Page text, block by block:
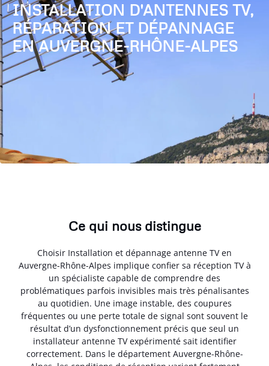
INSTALLATION D'ANTENNES TV,
RÉPARATION ET DÉPANNAGE
EN AUVERGNE-RHÔNE-ALPES
Ce qui nous distingue
Choisir Installation et dépannage antenne TV en
Auvergne-Rhône-Alpes implique confier sa réception TV à
un spécialiste capable de comprendre des
problématiques parfois invisibles mais très pénalisantes
au quotidien. Une image instable, des coupures
fréquentes ou une perte totale de signal sont souvent le
résultat d’un dysfonctionnement précis que seul un
installateur antenne TV expérimenté sait identifier
correctement. Dans le département Auvergne-Rhône-